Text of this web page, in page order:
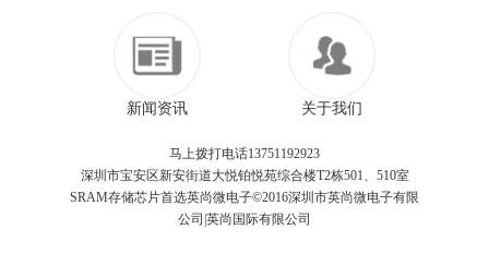
新闻资讯 关于我们
马上拨打电话13751192923
深圳市宝安区新安街道大悦铂悦苑综合楼T2栋501、510室
SRAM存储芯片首选英尚微电子©2016深圳市英尚微电子有限
公司|英尚国际有限公司